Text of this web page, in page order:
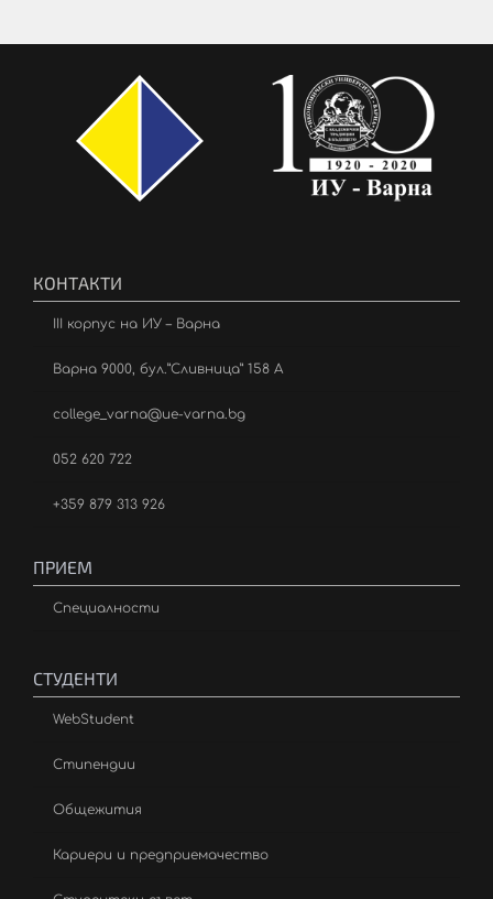
КОНТАКТИ
III корпус на ИУ – Варна
Варна 9000, бул.”Сливница” 158 А
college_varna@ue-varna.bg
052 620 722
+359 879 313 926
ПРИЕМ
Специалности
СТУДЕНТИ
WebStudent
Стипендии
Общежития
Кариери и предприемачество